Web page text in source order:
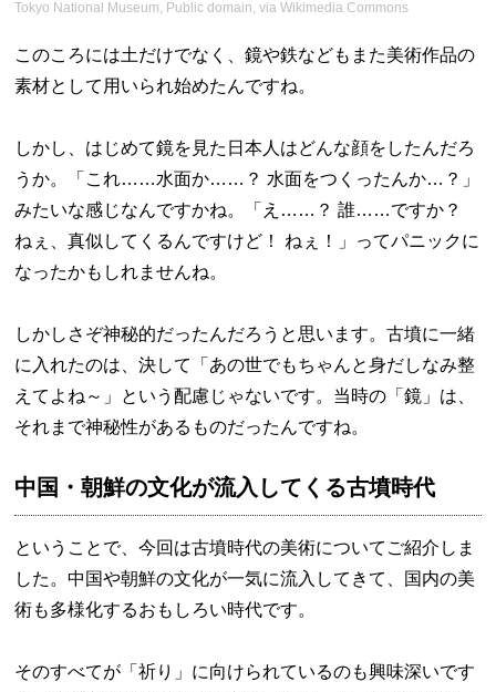
Tokyo National Museum, Public domain, via Wikimedia Commons
このころには土だけでなく、鏡や鉄などもまた美術作品の
素材として用いられ始めたんですね。
しかし、はじめて鏡を見た日本人はどんな顔をしたんだろ
うか。「これ……水面か……？ 水面をつくったんか…？」
みたいな感じなんですかね。「え……？ 誰……ですか？
ねぇ、真似してくるんですけど！ ねぇ！」ってパニックに
なったかもしれませんね。
しかしさぞ神秘的だったんだろうと思います。古墳に一緒
に入れたのは、決して「あの世でもちゃんと身だしなみ整
えてよね～」という配慮じゃないです。当時の「鏡」は、
それまで神秘性があるものだったんですね。
中国・朝鮮の文化が流入してくる古墳時代
ということで、今回は古墳時代の美術についてご紹介しま
した。中国や朝鮮の文化が一気に流入してきて、国内の美
術も多様化するおもしろい時代です。
そのすべてが「祈り」に向けられているのも興味深いです